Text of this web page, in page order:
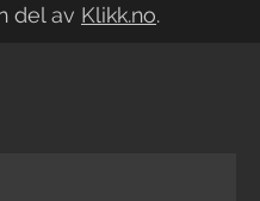
del av Klikk.no.